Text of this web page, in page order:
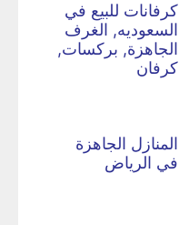
كرفانات للبيع في
السعوديه, الغرف
الجاهزة, بركسات,
كرفان
المنازل الجاهزة
في الرياض